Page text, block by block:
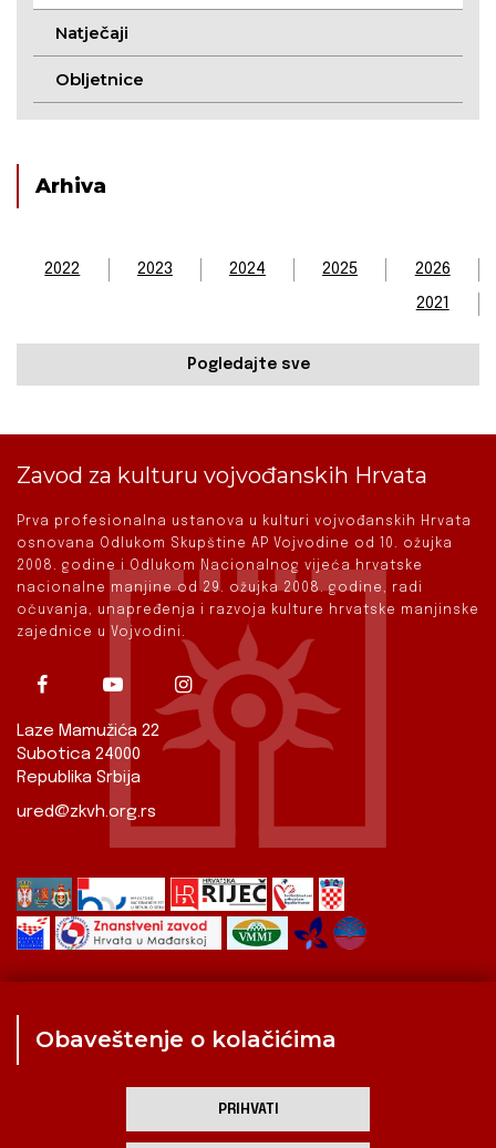
Natječaji
Obljetnice
Arhiva
2026
2025
2024
2023
2022
2021
Pogledajte sve
Zavod za kulturu vojvođanskih Hrvata
Prva profesionalna ustanova u kulturi vojvođanskih Hrvata
osnovana Odlukom Skupštine AP Vojvodine od 10. ožujka
2008. godine i Odlukom Nacionalnog vijeća hrvatske
nacionalne manjine od 29. ožujka 2008. godine, radi
očuvanja, unapređenja i razvoja kulture hrvatske manjinske
zajednice u Vojvodini.
Laze Mamužića 22
Subotica 24000
Republika Srbija
ured@zkvh.org.rs
Kulturna scena
Obaveštenje o kolačićima
PRIHVATI